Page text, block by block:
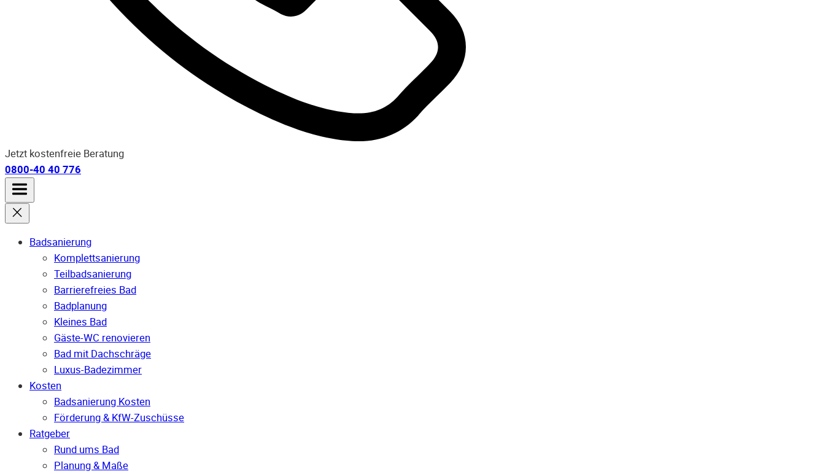
Jetzt kostenfreie Beratung
0800-40 40 776
Badsanierung
Komplettsanierung
Teilbadsanierung
Barrierefreies Bad
Badplanung
Kleines Bad
Gäste-WC renovieren
Bad mit Dachschräge
Luxus-Badezimmer
Kosten
Badsanierung Kosten
Förderung & KfW-Zuschüsse
Ratgeber
Rund ums Bad
Planung & Maße